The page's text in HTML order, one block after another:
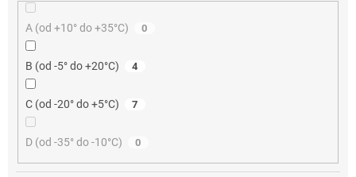
A (od +10° do +35°C) 0
B (od -5° do +20°C) 4
C (od -20° do +5°C) 7
D (od -35° do -10°C) 0